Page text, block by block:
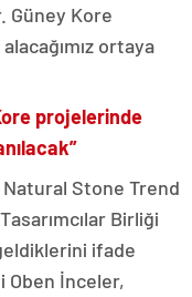
Güney Kore
ortaya
projelerinde
Stone Trend
Birliği
ifade
Oben İnceler,